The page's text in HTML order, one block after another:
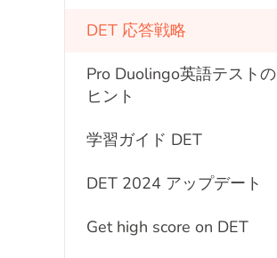
DET 応答戦略
Pro Duolingo英語テストの
ヒント
学習ガイド DET
DET 2024 アップデート
Get high score on DET